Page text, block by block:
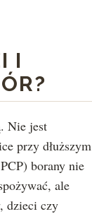
I
Nie jest
przy dłuższym
borany nie
ale
dzieci czy